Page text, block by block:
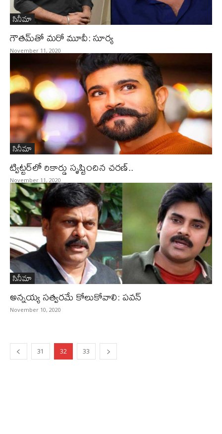
సినీమా
గౌతమ్‌‌తో మరో మూవీ: సూర్య
November 11, 2020
సినీమా
ట్విట్టర్‌లో రికార్డు సృష్టించిన చరణ్‌..
November 11, 2020
సినీమా
అన్నయ్య సత్వరమే కోలుకోవాలి: పవన్‌
November 10, 2020
31 32 33